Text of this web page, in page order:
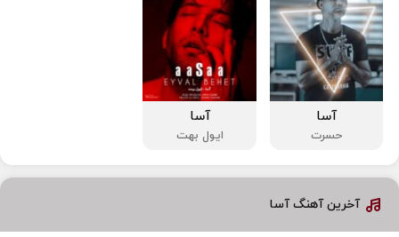
آسا
حسرت
آسا
ایول بهت
آخرین آهنگ آسا